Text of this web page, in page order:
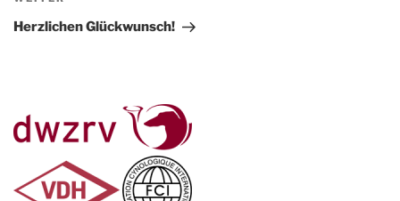
Beitrag
Herzlichen Glückwunsch!